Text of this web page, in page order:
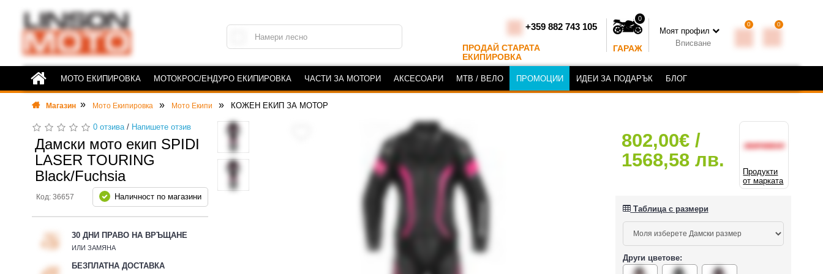
+359 882 743 105
ПРОДАЙ СТАРАТА
ЕКИПИРОВКА
0
ГАРАЖ
Моят профил
Вписване
0 0
МОТО ЕКИПИРОВКА МОТОКРОС/ЕНДУРО ЕКИПИРОВКА ЧАСТИ ЗА МОТОРИ АКСЕСОАРИ MTB / ВЕЛО ПРОМОЦИИ ИДЕИ ЗА ПОДАРЪК БЛОГ
Магазин Мото Екипировка Мото Екипи КОЖЕН ЕКИП ЗА МОТОР
0 отзива/ Напишете отзив
Дамски мото екип SPIDI
LASER TOURING
Black/Fuchsia
Код: 36657 Наличност по магазини
30 ДНИ ПРАВО НА ВРЪЩАНЕ
ИЛИ ЗАМЯНА
БЕЗПЛАТНА ДОСТАВКА
Продукти
от марката
802,00€ /
1568,58 лв.
Таблица с размери
Други цветове: